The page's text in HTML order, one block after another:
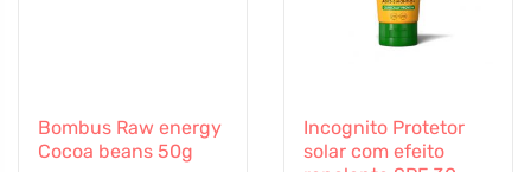
Bombus Raw energy
Cocoa beans 50g
Incognito Protetor
solar com efeito